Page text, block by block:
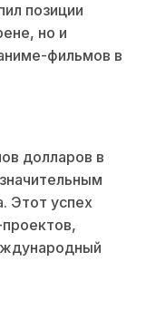
позиции
но и
фильмов в
долларов в
Этот успех